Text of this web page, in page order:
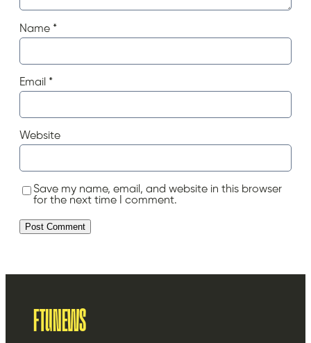
Name *
Email *
Website
Save my name, email, and website in this browser
for the next time I comment.
FTUNEWS